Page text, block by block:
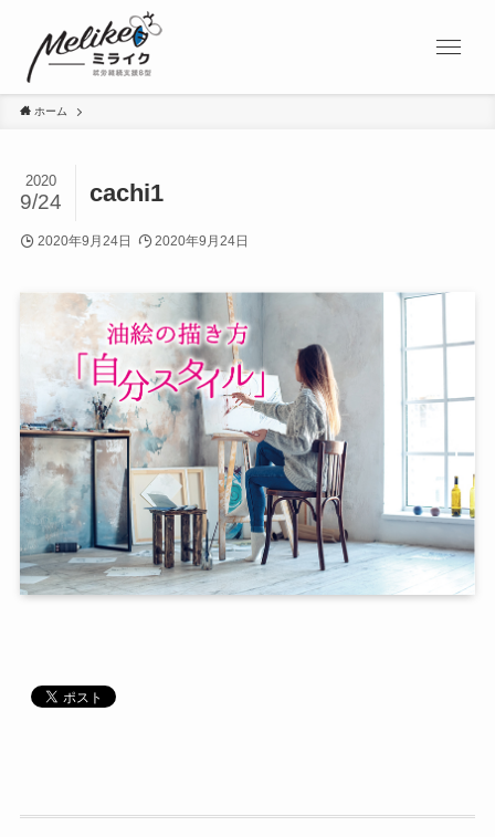
ホーム
cachi1
2020
9/24
2020年9月24日 2020年9月24日